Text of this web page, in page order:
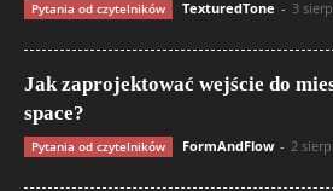
Pytania od czytelników TexturedTone - 3
Jak zaprojektować wejście do
space?
Pytania od czytelników FormAndFlow - 2